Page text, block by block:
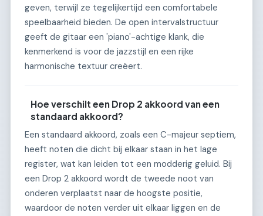
geven, terwijl ze tegelijkertijd een comfortabele
speelbaarheid bieden. De open intervalstructuur
geeft de gitaar een 'piano'-achtige klank, die
kenmerkend is voor de jazzstijl en een rijke
harmonische textuur creëert.
Hoe verschilt een Drop 2 akkoord van een
standaard akkoord?
Een standaard akkoord, zoals een C-majeur septiem,
heeft noten die dicht bij elkaar staan in het lage
register, wat kan leiden tot een modderig geluid. Bij
een Drop 2 akkoord wordt de tweede noot van
onderen verplaatst naar de hoogste positie,
waardoor de noten verder uit elkaar liggen en de